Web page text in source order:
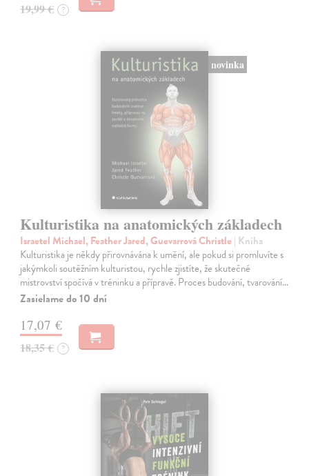
19,99 € ?
novinka
Kulturistika na anatomických základech
Israetel Michael, Feather Jared, Guevarrová Christle | Kniha
Kulturistika je někdy přirovnávána k umění, ale pokud si promluvíte s
jakýmkoli soutěžním kulturistou, rychle zjistíte, že skutečné
mistrovství spočívá v tréninku a přípravě. Proces budování, tvarování…
Zasielame do 10 dní
17,07 €
18,35 € ?